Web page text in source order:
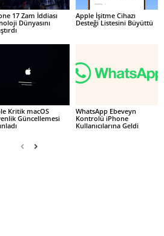
17 Zam İddiası
Dünyasını
Apple İşitme Cihazı
Desteği Listesini Büyüttü
Kritik macOS
Güncellemesi
WhatsApp Ebeveyn
Kontrolü iPhone
Kullanıcılarına Geldi